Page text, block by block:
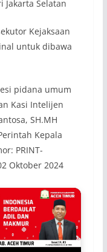
Jakarta Selatan
Kejaksaan
untuk dibawa
pidana umum
Kasi Intelijen
SH.MH
Kepala
PRINT-
Oktober 2024